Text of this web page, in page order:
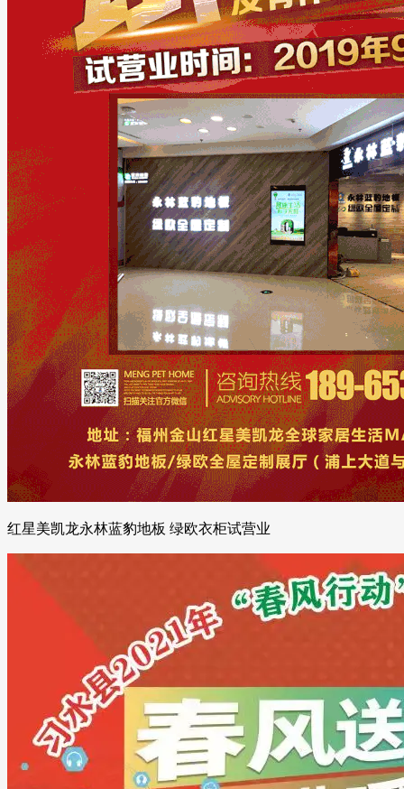
红星美凯龙永林蓝豹地板 绿欧衣柜试营业